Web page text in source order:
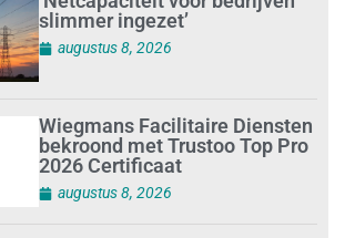
slimmer ingezet’
augustus 8, 2026
Wiegmans Facilitaire Diensten
bekroond met Trustoo Top Pro
2026 Certificaat
augustus 8, 2026